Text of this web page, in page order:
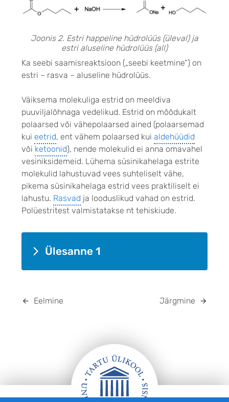
Joonis 2. Estri happeline hüdrolüüs (üleval) ja
estri aluseline hüdrolüüs (all)
Ka seebi saamisreaktsioon („seebi keetmine“) on
estri – rasva – aluseline hüdrolüüs.
Väiksema molekuliga estrid on meeldiva
puuviljalõhnaga vedelikud. Estrid on mõõdukalt
polaarsed või vähepolaarsed ained (polaarsemad
kuieetrid, ent vähem polaarsed kuialdehüüdid
või ketoonid), nende molekulid ei anna omavahel
vesiniksidemeid. Lühema süsinikahelaga estrite
molekulid lahustuvad vees suhteliselt vähe,
pikema süsinikahelaga estrid vees praktiliselt ei
lahustu. Rasvad ja looduslikud vahad on estrid.
Polüestritest valmistatakse nt tehiskiude.
Ülesanne 1
Eelmine Järgmine